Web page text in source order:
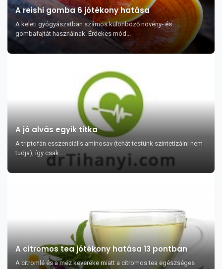
A reishi gomba 6 jótékony hatása
A keleti gyógyászatban számos különböző növény- és
gombafajtát használnak. Érdekes mód...
A jó alvás egyik titka
A triptofán esszenciális aminosav (tehát testünk szintetizálni nem
tudja), így csak ...
A citromos tea jótékony hatása 13 pontban
A citromlé és a méz keveréke miatt a citromos tea egészséges